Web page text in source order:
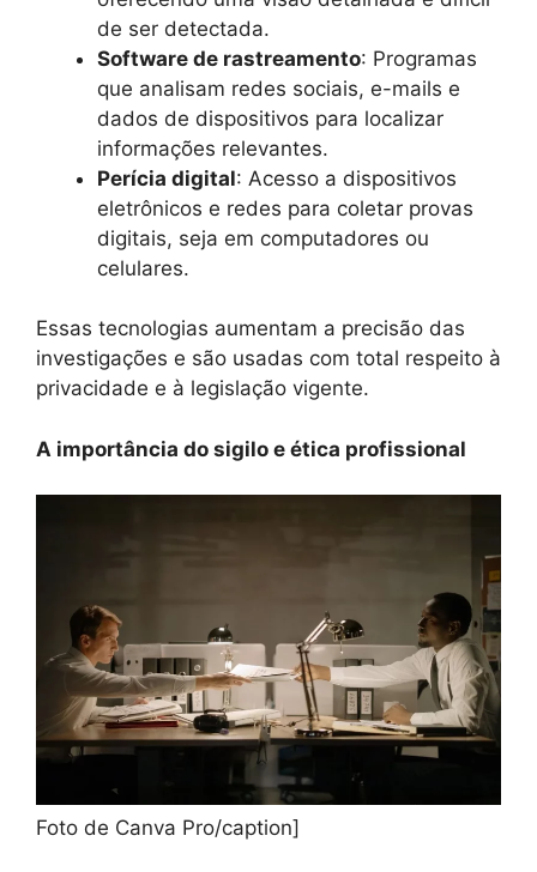
de ser detectada.
Software de rastreamento: Programas
que analisam redes sociais, e-mails e
dados de dispositivos para localizar
informações relevantes.
Perícia digital: Acesso a dispositivos
eletrônicos e redes para coletar provas
digitais, seja em computadores ou
celulares.
Essas tecnologias aumentam a precisão das
investigações e são usadas com total respeito à
privacidade e à legislação vigente.
A importância do sigilo e ética profissional
Foto de Canva Pro/caption]